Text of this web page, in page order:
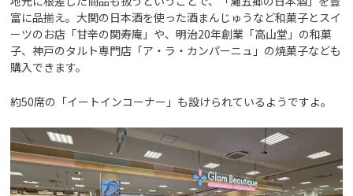
富に品揃え。大関の日本酒を使った酒まんじゅうなど和菓子とスイ
ーツのお店「甘辛の関寿庵」や、明治20年創業「高山堂」の和菓
子、神戸のタルト専門店「ア・ラ・カンパーニュ」の焼菓子なども
購入できます。
約50席の「イートインコーナー」も設けられているようですよ。